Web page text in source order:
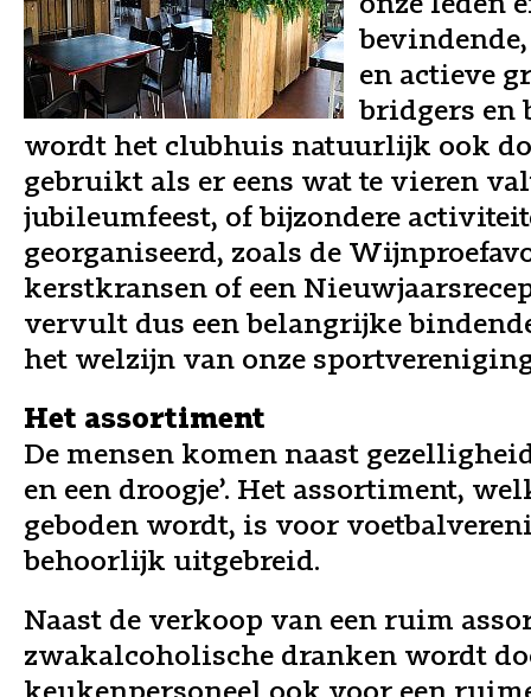
en actieve
bridgers en
wordt het clubhuis natuurlijk ook
gebruikt als er eens wat te vieren
jubileumfeest, of bijzondere
georganiseerd, zoals de
kerstkransen of een
vervult dus een belangrijke
het welzijn van onze
Het assortiment
De mensen komen naast
en een droogje’. Het assortiment,
geboden wordt, is voor
behoorlijk uitgebreid.
Naast de verkoop van een ruim
zwakalcoholische dranken wordt
keukenpersoneel ook voor een